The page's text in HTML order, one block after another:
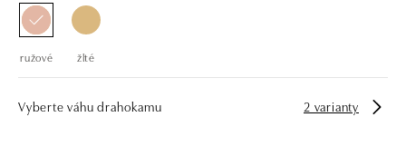
ružové žlté
Vyberte váhu drahokamu 2 varianty